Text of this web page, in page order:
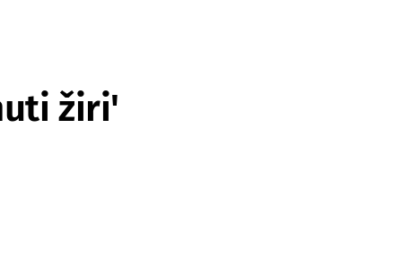
žiri'